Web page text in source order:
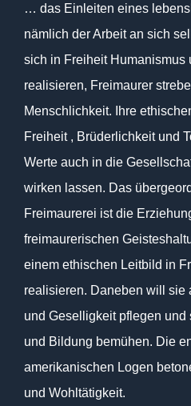
… das Einleiten eines
nämlich der Arbeit an sich
sich in Freiheit Humanismus
realisieren, Freimaurer
Menschlichkeit. Ihre
Freiheit , Brüderlichkeit und
Werte auch in die
wirken lassen. Das
Freimaurerei ist die
freimaurerischen
einem ethischen Leitbild in
realisieren. Daneben will sie
und Geselligkeit pflegen und
und Bildung bemühen. Die
amerikanischen Logen
und Wohltätigkeit.